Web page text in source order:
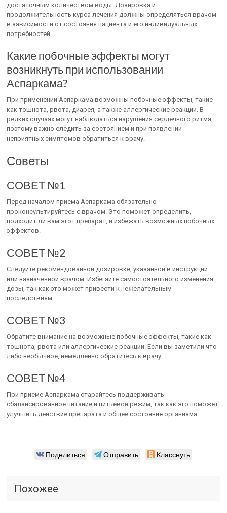
достаточным количеством воды. Дозировка и
продолжительность курса лечения должны определяться врачом
в зависимости от состояния пациента и его индивидуальных
потребностей.
Какие побочные эффекты могут
возникнуть при использовании
Аспаркама?
При применении Аспаркама возможны побочные эффекты, такие
как тошнота, рвота, диарея, а также аллергические реакции. В
редких случаях могут наблюдаться нарушения сердечного ритма,
поэтому важно следить за состоянием и при появлении
неприятных симптомов обратиться к врачу.
Советы
СОВЕТ №1
Перед началом приема Аспаркама обязательно
проконсультируйтесь с врачом. Это поможет определить,
подходит ли вам этот препарат, и избежать возможных побочных
эффектов.
СОВЕТ №2
Следуйте рекомендованной дозировке, указанной в инструкции
или назначенной врачом. Избегайте самостоятельного изменения
дозы, так как это может привести к нежелательным
последствиям.
СОВЕТ №3
Обратите внимание на возможные побочные эффекты, такие как
тошнота, рвота или аллергические реакции. Если вы заметили что-
либо необычное, немедленно обратитесь к врачу.
СОВЕТ №4
При приеме Аспаркама старайтесь поддерживать
сбалансированное питание и питьевой режим, так как это поможет
улучшить действие препарата и общее состояние организма.
Поделиться Отправить Класснуть
Похожее